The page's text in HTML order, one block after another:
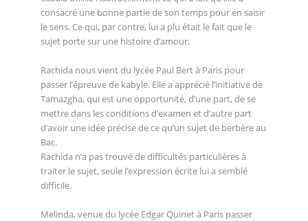
consacré une bonne partie de son temps pour en saisir
le sens. Ce qui, par contre, lui a plu était le fait que le
sujet porte sur une histoire d’amour.
Rachida nous vient du lycée Paul Bert à Paris pour
passer l’épreuve de kabyle. Elle a apprécié l’initiative de
Tamazgha, qui est une opportunité, d’une part, de se
mettre dans les conditions d’examen et d’autre part
d’avoir une idée précise de ce qu’un sujet de berbère au
Bac.
Rachida n’a pas trouvé de difficultés particulières à
traiter le sujet, seule l’expression écrite lui a semblé
difficile.
Melinda, venue du lycée Edgar Quinet à Paris passer